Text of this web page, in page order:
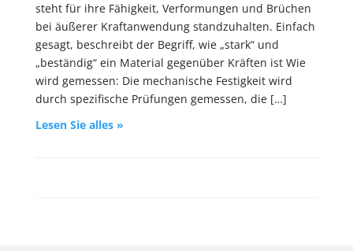
steht für ihre Fähigkeit, Verformungen und Brüchen
bei äußerer Kraftanwendung standzuhalten. Einfach
gesagt, beschreibt der Begriff, wie „stark“ und
„beständig“ ein Material gegenüber Kräften ist Wie
wird gemessen: Die mechanische Festigkeit wird
durch spezifische Prüfungen gemessen, die […]
Lesen Sie alles »